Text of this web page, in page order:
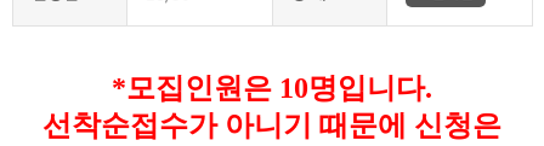
*모집인원은 10명입니다.
선착순접수가 아니기 때문에 신청은